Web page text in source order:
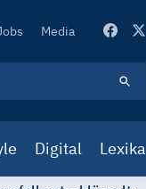
Media
Digital Lexika